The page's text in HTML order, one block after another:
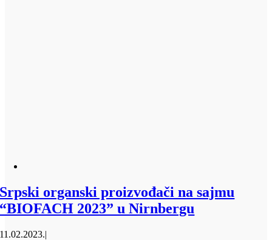
Srpski organski proizvođači na sajmu
“BIOFACH 2023” u Nirnbergu
11.02.2023.|